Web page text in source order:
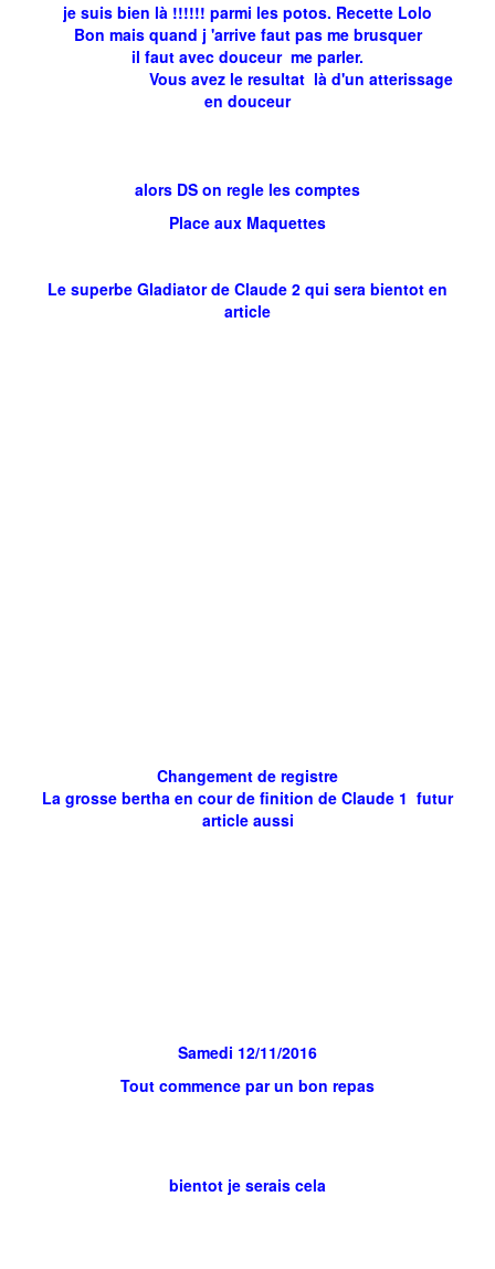
je suis bien là !!!!!! parmi les potos. Recette Lolo
Bon mais quand j 'arrive faut pas me brusquer
il faut avec douceur me parler.
Vous avez le resultat là d'un atterissage
en douceur
alors DS on regle les comptes
Place aux Maquettes
Le superbe Gladiator de Claude 2 qui sera bientot en
article
Changement de registre
La grosse bertha en cour de finition de Claude 1 futur
article aussi
Samedi 12/11/2016
Tout commence par un bon repas
bientot je serais cela